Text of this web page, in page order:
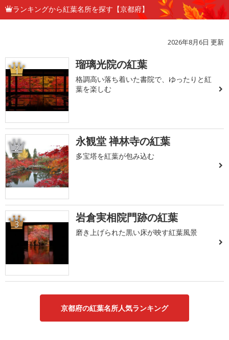
ランキングから紅葉名所を探す【京都府】
2026年8月6日 更新
1 瑠璃光院の紅葉
格調高い落ち着いた書院で、ゆったりと紅
葉を楽しむ
2 永観堂 禅林寺の紅葉
多宝塔を紅葉が包み込む
3 岩倉実相院門跡の紅葉
磨き上げられた黒い床が映す紅葉風景
京都府の紅葉名所人気ランキング